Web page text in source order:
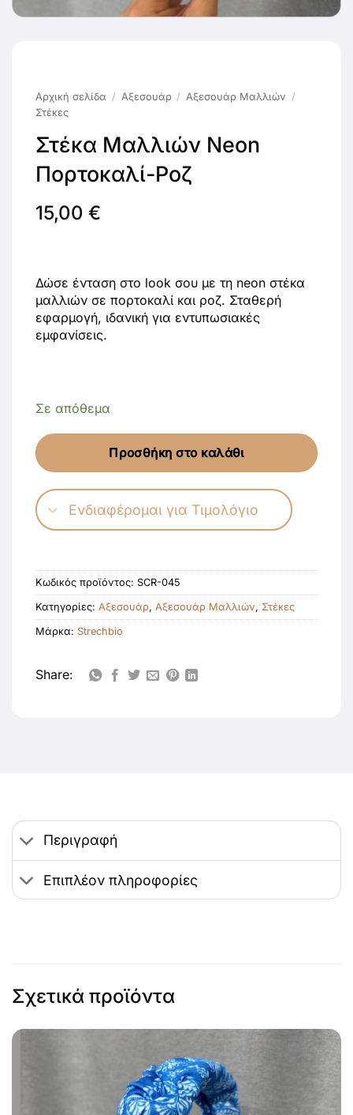
Αρχική σελίδα / Αξεσουάρ / Αξεσουάρ Μαλλιών /
Στέκες
Στέκα Μαλλιών Neon
Πορτοκαλί-Ροζ
15,00 €
Δώσε ένταση στο look σου με τη neon στέκα
μαλλιών σε πορτοκαλί και ροζ. Σταθερή
εφαρμογή, ιδανική για εντυπωσιακές
εμφανίσεις.
Σε απόθεμα
Προσθήκη στο καλάθι
Ενδιαφέρομαι για Τιμολόγιο
Κωδικός προϊόντος: SCR-045
Κατηγορίες: Αξεσουάρ, Αξεσουάρ Μαλλιών, Στέκες
Μάρκα: Strechbio
Share:
Περιγραφή
Επιπλέον πληροφορίες
Σχετικά προϊόντα